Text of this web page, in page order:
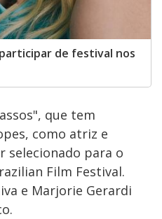
de festival nos
que tem
como atriz e
selecionado para o
Film Festival.
e Marjorie Gerardi